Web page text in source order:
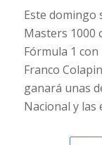
Este domingo
Masters 1000
Fórmula 1
Franco
ganará unas
Nacional y las